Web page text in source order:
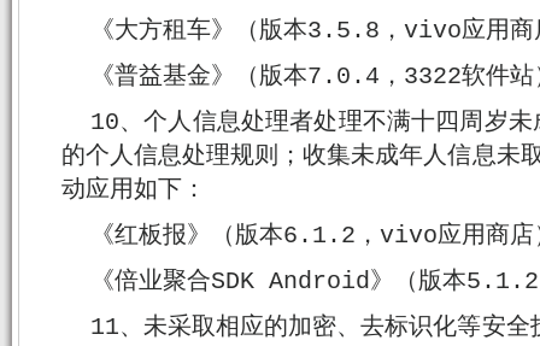
《大方租车》（版本3.5.8，vivo应用商
《普益基金》（版本7.0.4，3322软件站
10、个人信息处理者处理不满十四周岁
的个人信息处理规则；收集未成年人信息未
动应用如下：
《红板报》（版本6.1.2，vivo应用商店
《倍业聚合SDK Android》（版本
11、未采取相应的加密、去标识化等安